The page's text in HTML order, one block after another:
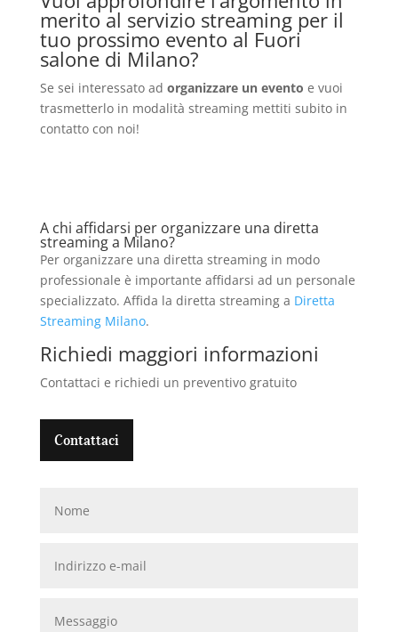
merito al servizio streamingper il
tuo prossimo evento al Fuori
salone di Milano?
Se sei interessato ad organizzare un evento e vuoi
trasmetterlo in modalità streaming mettiti subito in
contatto con noi!
A chi affidarsi per organizzare una diretta
streaming a Milano?
Per organizzare una diretta streaming in modo
professionale è importante affidarsi ad un personale
specializzato. Affida la diretta streaming a Diretta
Streaming Milano.
Richiedi maggiori informazioni
Contattaci e richiedi un preventivo gratuito
Contattaci